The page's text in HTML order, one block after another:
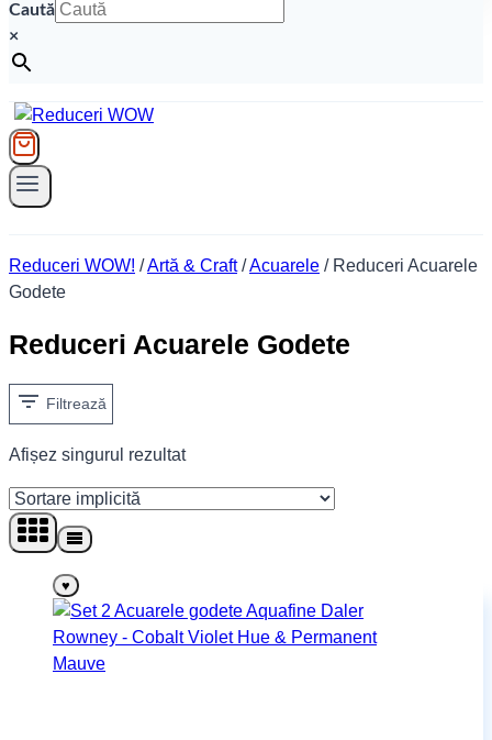
Caută
×
Reduceri WOW! /Artă & Craft/Acuarele / Reduceri Acuarele
Godete
Reduceri Acuarele Godete
Filtrează
Afișez singurul rezultat
♥